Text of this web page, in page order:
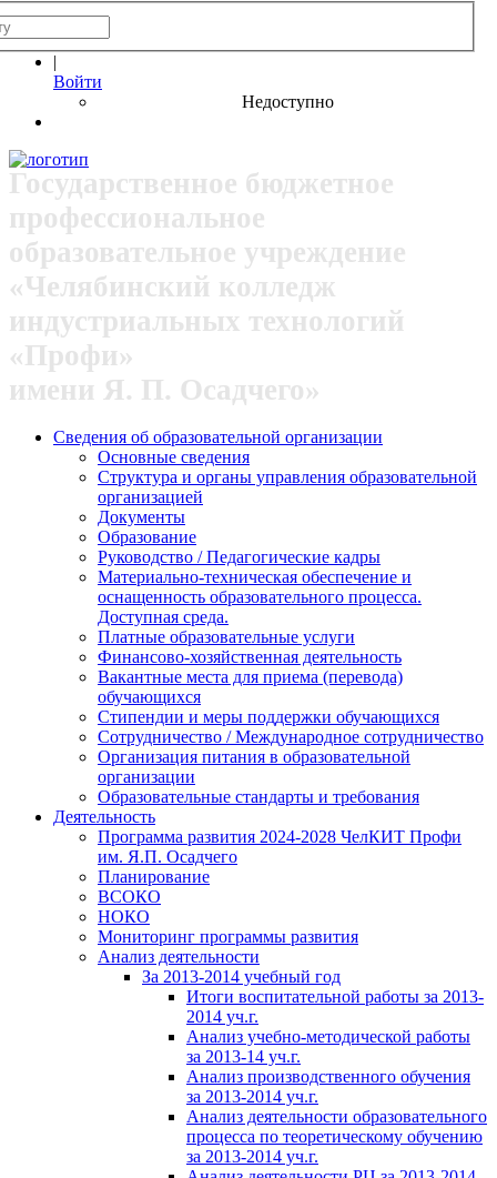
|
Войти
Недоступно
Государственное бюджетное
профессиональное
образовательное учреждение
«Челябинский колледж
индустриальных технологий
«Профи»
имени Я. П. Осадчего»
Сведения об образовательной организации
Основные сведения
Структура и органы управления образовательной
организацией
Документы
Образование
Руководство / Педагогические кадры
Материально-техническая обеспечение и
оснащенность образовательного процесса.
Доступная среда.
Платные образовательные услуги
Финансово-хозяйственная деятельность
Вакантные места для приема (перевода)
обучающихся
Стипендии и меры поддержки обучающихся
Сотрудничество / Международное сотрудничество
Организация питания в образовательной
организации
Образовательные стандарты и требования
Деятельность
Программа развития 2024-2028 ЧелКИТ Профи
им. Я.П. Осадчего
Планирование
ВСОКО
НОКО
Мониторинг программы развития
Анализ деятельности
За 2013-2014 учебный год
Итоги воспитательной работы за 2013-
2014 уч.г.
Анализ учебно-методической работы
за 2013-14 уч.г.
Анализ производственного обучения
за 2013-2014 уч.г.
Анализ деятельности образовательного
процесса по теоретическому обучению
за 2013-2014 уч.г.